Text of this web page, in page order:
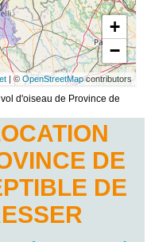
+
−
| © OpenStreetMapcontributors
d'oiseau de Province de
DE
DE